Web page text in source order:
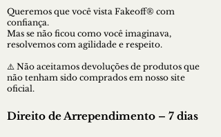
Queremos que você vista Fakeoff® com
confiança.
Mas se não ficou como você imaginava,
resolvemos com agilidade e respeito.
⚠️ Não aceitamos devoluções de produtos que
não tenham sido comprados em nosso site
oficial.
Direito de Arrependimento – 7 dias